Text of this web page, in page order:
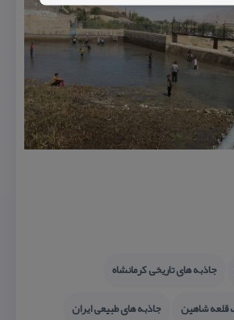
جاذبه های تاریخی كرمانشاه
قلعه شاهین
جاذبه های طبیعی ایران